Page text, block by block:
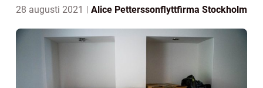
28 augusti 2021 Alice Petterssonflyttfirma Stockholm